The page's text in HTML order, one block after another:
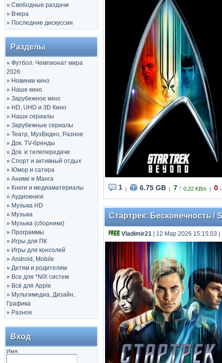
» Свободные раздачи
» Вчера
» Последние дискуссии
Разделы
» Футбол. Чемпионат мира
2026
» Новинки кино
» Наше кино
» Зарубежное кино
» HD, UHD и 3D Кино
» Наши сериалы
» Зарубежные сериалы
» Театр, МузВидео, Разное
» Док. TV-бренды
» Док. и телепередачи
» Спорт и активный отдых
» Юмор и сатира
» Аниме и Манга
» Книги и медиаматериалы
» Аудиокниги
» Музыка HD
» Музыка
» Музыка (сборники)
» Программы
» Игры для ПК
» Игры для консолей
» Android, Mobile
» Детям и родителям
» Все для *NIX систем
» Всё для Apple
» Мультимедиа, Дизайн,
Графика
» Разное
Вход
Имя:
1 6.75 GB 7 ↑ 0.22 KB/s 0 ↓
Стартрек: Бесконечность /
Vladimir21 | 12 Мар 2026 15:15:03